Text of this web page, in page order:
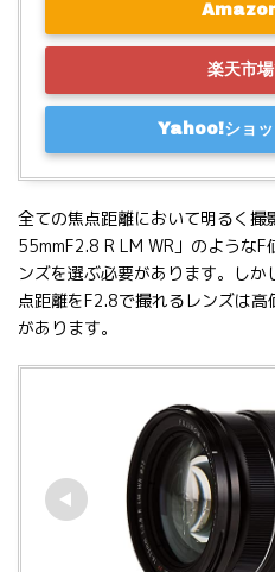
楽天市
Yahoo!ショッ
全ての焦点距離において明るく
55mmF2.8 R LM WR」のような
ンズを選ぶ必要があります。し
点距離をF2.8で撮れるレンズは
があります。